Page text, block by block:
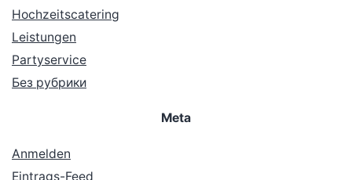
Hochzeitscatering
Leistungen
Partyservice
Без рубрики
Meta
Anmelden
Eintrags-Feed